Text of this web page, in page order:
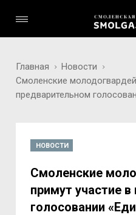
Главная
Новости
Смоленские
предварительном
НОВОСТИ
Смоленские
примут участие
голосовании